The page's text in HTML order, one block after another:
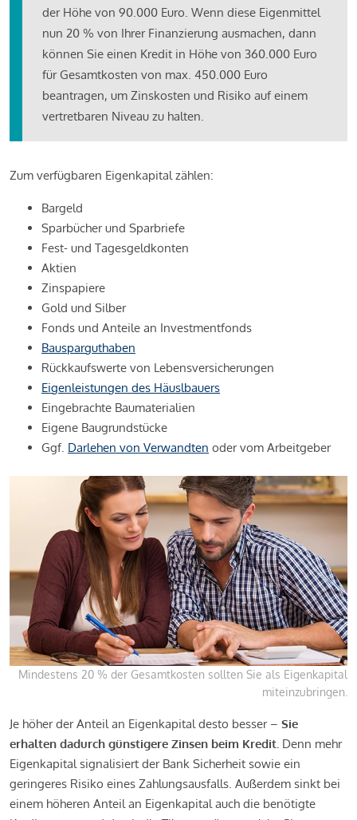
der Höhe von 90.000 Euro. Wenn diese Eigenmittel
nun 20 % von Ihrer Finanzierung ausmachen, dann
können Sie einen Kredit in Höhe von 360.000 Euro
für Gesamtkosten von max. 450.000 Euro
beantragen, um Zinskosten und Risiko auf einem
vertretbaren Niveau zu halten.
Zum verfügbaren Eigenkapital zählen:
Bargeld
Sparbücher und Sparbriefe
Fest- und Tagesgeldkonten
Aktien
Zinspapiere
Gold und Silber
Fonds und Anteile an Investmentfonds
Bausparguthaben
Rückkaufswerte von Lebensversicherungen
Eigenleistungen des Häuslbauers
Eingebrachte Baumaterialien
Eigene Baugrundstücke
Ggf. Darlehen von Verwandten oder vom Arbeitgeber
Mindestens 20 % der Gesamtkosten sollten Sie als Eigenkapital
miteinzubringen.
Je höher der Anteil an Eigenkapital desto besser – Sie
erhalten dadurch günstigere Zinsen beim Kredit. Denn mehr
Eigenkapital signalisiert der Bank Sicherheit sowie ein
geringeres Risiko eines Zahlungsausfalls. Außerdem sinkt bei
einem höheren Anteil an Eigenkapital auch die benötigte